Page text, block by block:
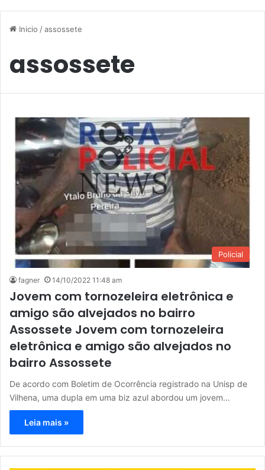
Inicio /assossete
assossete
Policial
fagner 14/10/2022 11:48 am
Jovem com tornozeleira eletrônica e
amigo são alvejados no bairro
Assossete Jovem com tornozeleira
eletrônica e amigo são alvejados no
bairro Assossete
De acordo com Boletim de Ocorrência registrado na Unisp de
Vilhena, uma dupla em uma biz azul abordou um jovem…
Leia mais »